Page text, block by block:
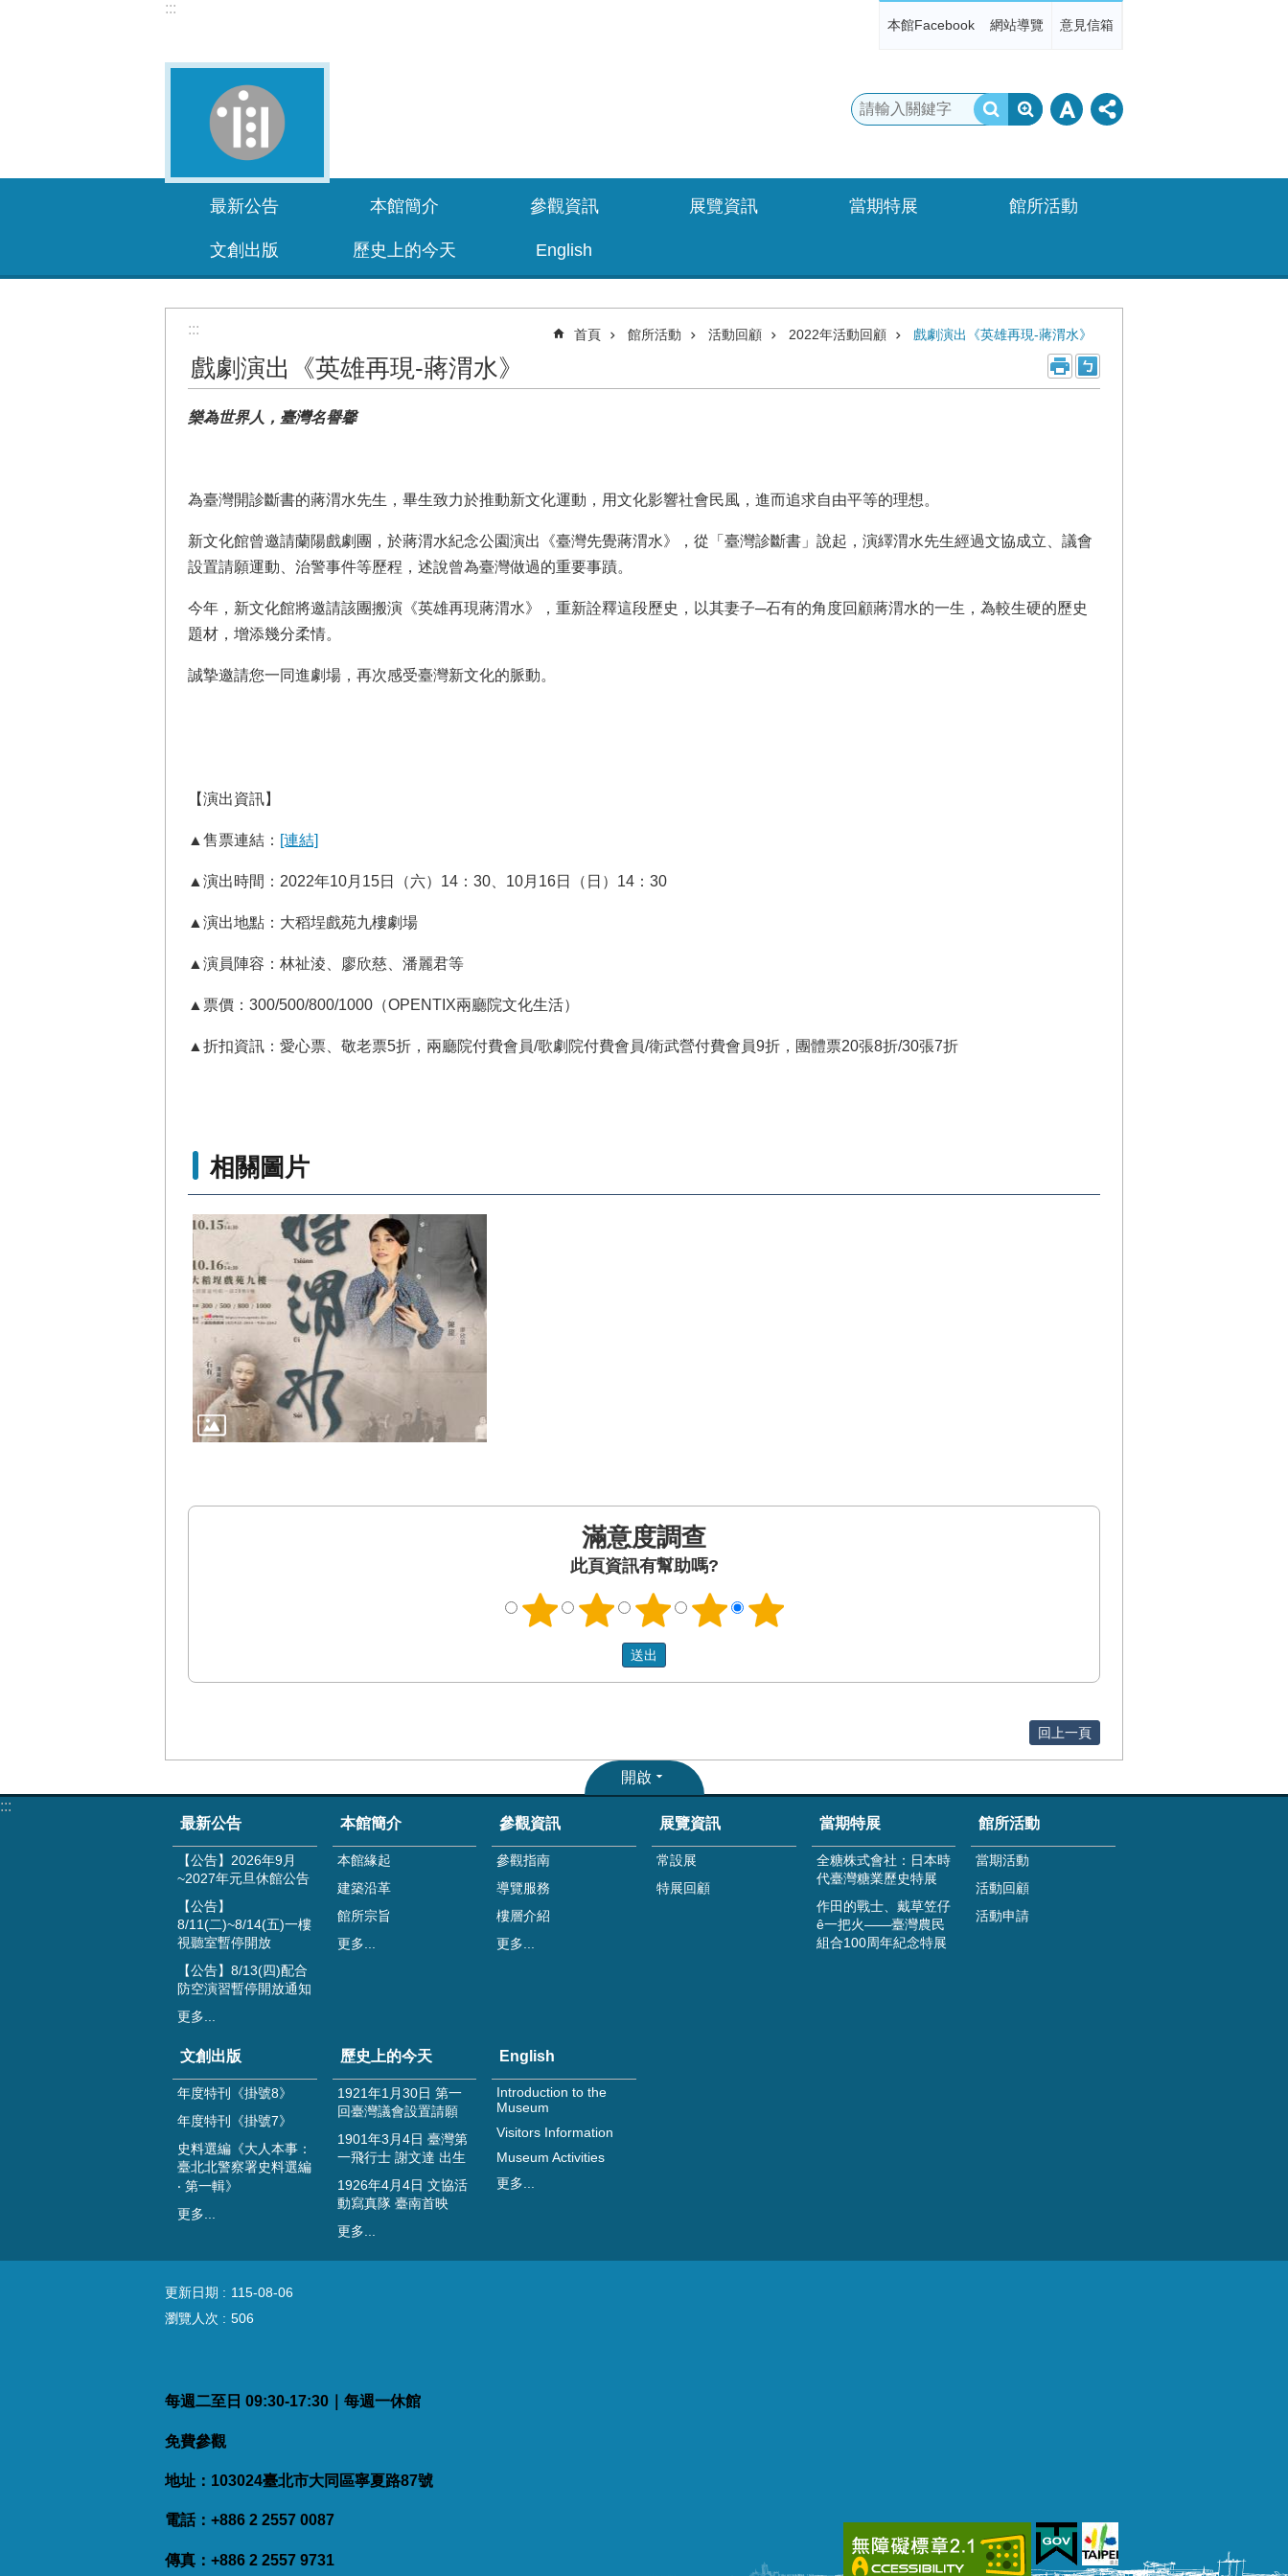
:::
本館Facebook 網站導覽 意見信箱
最新公告 本館簡介 參觀資訊 展覽資訊 當期特展 館所活動
文創出版 歷史上的今天 English
::: 首頁 館所活動 活動回顧 2022年活動回顧 戲劇演出《英雄再現-蔣渭水》
戲劇演出《英雄再現-蔣渭水》
樂為世界人，臺灣名譽馨
為臺灣開診斷書的蔣渭水先生，畢生致力於推動新文化運動，用文化影響社會民風，進而追求自由平等的理想。
新文化館曾邀請蘭陽戲劇團，於蔣渭水紀念公園演出《臺灣先覺蔣渭水》，從「臺灣診斷書」說起，演繹渭水先生經過文協成立、議會
設置請願運動、治警事件等歷程，述說曾為臺灣做過的重要事蹟。
今年，新文化館將邀請該團搬演《英雄再現蔣渭水》，重新詮釋這段歷史，以其妻子─石有的角度回顧蔣渭水的一生，為較生硬的歷史
題材，增添幾分柔情。
誠摯邀請您一同進劇場，再次感受臺灣新文化的脈動。
【演出資訊】
▲售票連結： [連結]
▲演出時間：2022年10月15日（六）14：30、10月16日（日）14：30
▲演出地點：大稻埕戲苑九樓劇場
▲演員陣容：林祉淩、廖欣慈、潘麗君等
▲票價：300/500/800/1000（OPENTIX兩廳院文化生活）
▲折扣資訊：愛心票、敬老票5折，兩廳院付費會員/歌劇院付費會員/衛武營付費會員9折，團體票20張8折/30張7折
相關圖片
滿意度調查
此頁資訊有幫助嗎?
回上一頁
開啟
:::
最新公告
【公告】2026年9月
~2027年元旦休館公告
【公告】
8/11(二)~8/14(五)一樓
視聽室暫停開放
【公告】8/13(四)配合
防空演習暫停開放通知
更多...
本館簡介
本館緣起
建築沿革
館所宗旨
更多...
參觀資訊
參觀指南
導覽服務
樓層介紹
更多...
展覽資訊
常設展
特展回顧
當期特展
全糖株式會社：日本時
代臺灣糖業歷史特展
作田的戰士、戴草笠仔
ê一把火——臺灣農民
組合100周年紀念特展
館所活動
當期活動
活動回顧
活動申請
文創出版
年度特刊《掛號8》
年度特刊《掛號7》
史料選編《大人本事：
臺北北警察署史料選編
‧ 第一輯》
更多...
歷史上的今天
1921年1月30日 第一
回臺灣議會設置請願
1901年3月4日 臺灣第
一飛行士 謝文達 出生
1926年4月4日 文協活
動寫真隊 臺南首映
更多...
English
Introduction to the
Museum
Visitors Information
Museum Activities
更多...
更新日期
115-08-06
瀏覽人次
506
每週二至日 09:30-17:30｜每週一休館
免費參觀
地址：103024臺北市大同區寧夏路87號
電話：+886 2 2557 0087
傳真：+886 2 2557 9731